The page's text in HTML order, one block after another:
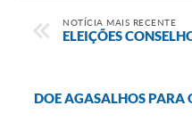
NOTÍCIA MAIS RECENTE
ELEIÇÕES
DOE AGASALHOS